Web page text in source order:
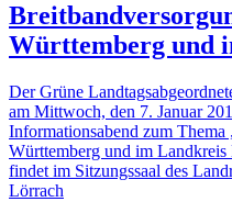
Württemberg und
Der Grüne
am Mittwoch, den 7. Januar
Informationsabend zum
Württemberg und im
findet im Sitzungssaal des
Lörrach